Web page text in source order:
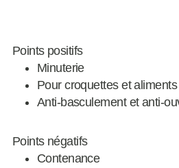
Points positifs
Minuterie
Pour croquettes et
Anti-basculement et anti-
Points négatifs
Contenance